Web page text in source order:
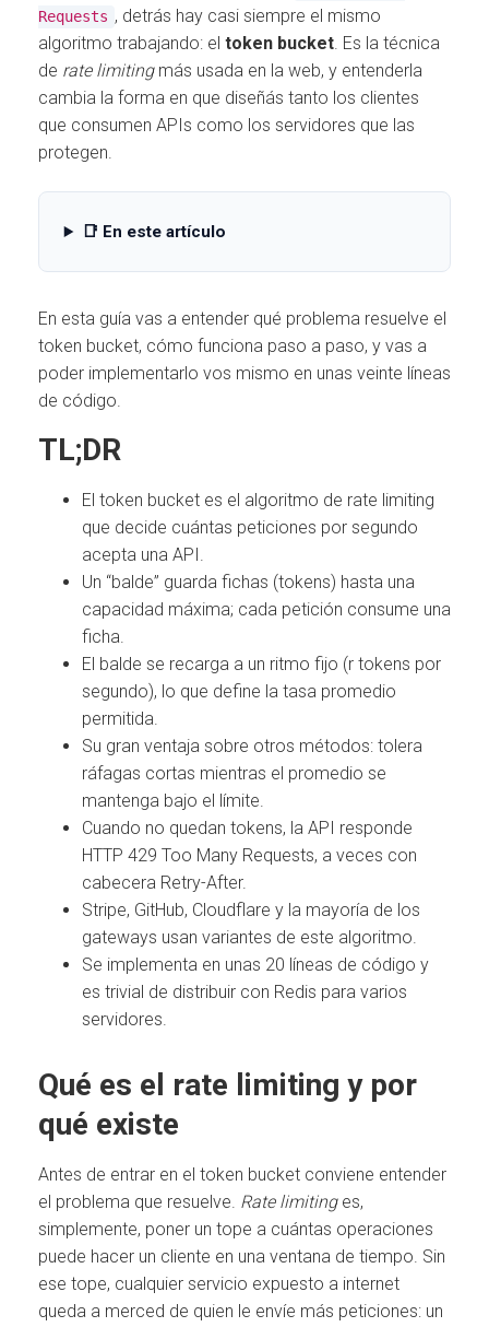
Requests , detrás hay casi siempre el mismo
algoritmo trabajando: el token bucket. Es la técnica
de rate limitingmás usada en la web, y entenderla
cambia la forma en que diseñás tanto los clientes
que consumen APIs como los servidores que las
protegen.
📑 En este artículo
En esta guía vas a entender qué problema resuelve el
token bucket, cómo funciona paso a paso, y vas a
poder implementarlo vos mismo en unas veinte líneas
de código.
TL;DR
El token bucket es el algoritmo de rate limiting
que decide cuántas peticiones por segundo
acepta una API.
Un “balde” guarda fichas (tokens) hasta una
capacidad máxima; cada petición consume una
ficha.
El balde se recarga a un ritmo fijo (r tokens por
segundo), lo que define la tasa promedio
permitida.
Su gran ventaja sobre otros métodos: tolera
ráfagas cortas mientras el promedio se
mantenga bajo el límite.
Cuando no quedan tokens, la API responde
HTTP 429 Too Many Requests, a veces con
cabecera Retry-After.
Stripe, GitHub, Cloudflare y la mayoría de los
gateways usan variantes de este algoritmo.
Se implementa en unas 20 líneas de código y
es trivial de distribuir con Redis para varios
servidores.
Qué es el rate limiting y por
qué existe
Antes de entrar en el token bucket conviene entender
el problema que resuelve. Rate limitinges,
simplemente, poner un tope a cuántas operaciones
puede hacer un cliente en una ventana de tiempo. Sin
ese tope, cualquier servicio expuesto a internet
queda a merced de quien le envíe más peticiones: un